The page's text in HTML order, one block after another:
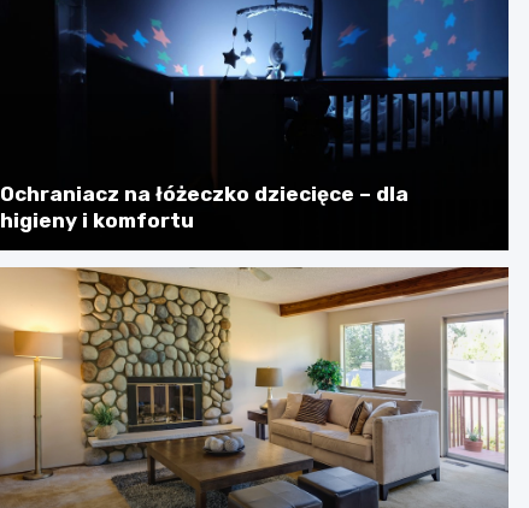
Ochraniacz na łóżeczko dziecięce – dla
higieny i komfortu